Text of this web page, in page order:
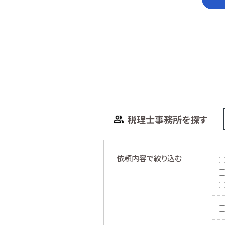
税理士事務所を探す
依頼内容で絞り込む